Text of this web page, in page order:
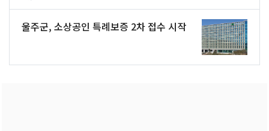
울주군, 소상공인 특례보증 2차 접수 시작